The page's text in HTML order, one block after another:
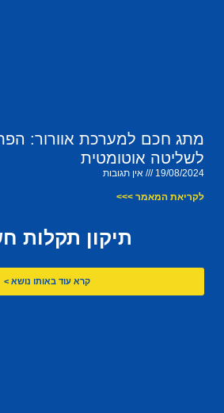
מתג חכם למערכת אוורור:
לשליטה אוטומטית
19/08/2024 אין תגובות
לקריאת המאמר >>>
תיקון תקלות
קרא עוד באותו נושא >